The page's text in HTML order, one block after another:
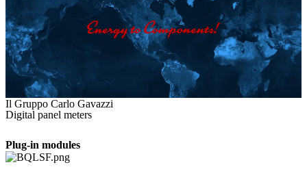
Il Gruppo Carlo Gavazzi
Digital panel meters
Plug-in modules